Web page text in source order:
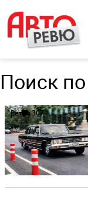
Поиск по
Ретро307